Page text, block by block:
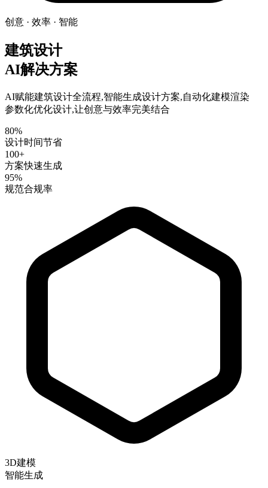
创意 · 效率 · 智能
建筑设计
AI解决方案
AI赋能建筑设计全流程,智能生成设计方案,自动化建模渲染
参数化优化设计,让创意与效率完美结合
80%
设计时间节省
100+
方案快速生成
95%
规范合规率
3D建模
智能生成